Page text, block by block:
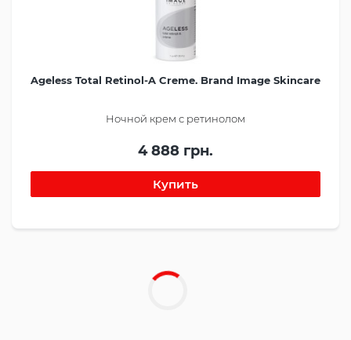
Ageless Total Retinol-A Creme. Brand Image Skincare
Ночной крем с ретинолом
4 888 грн.